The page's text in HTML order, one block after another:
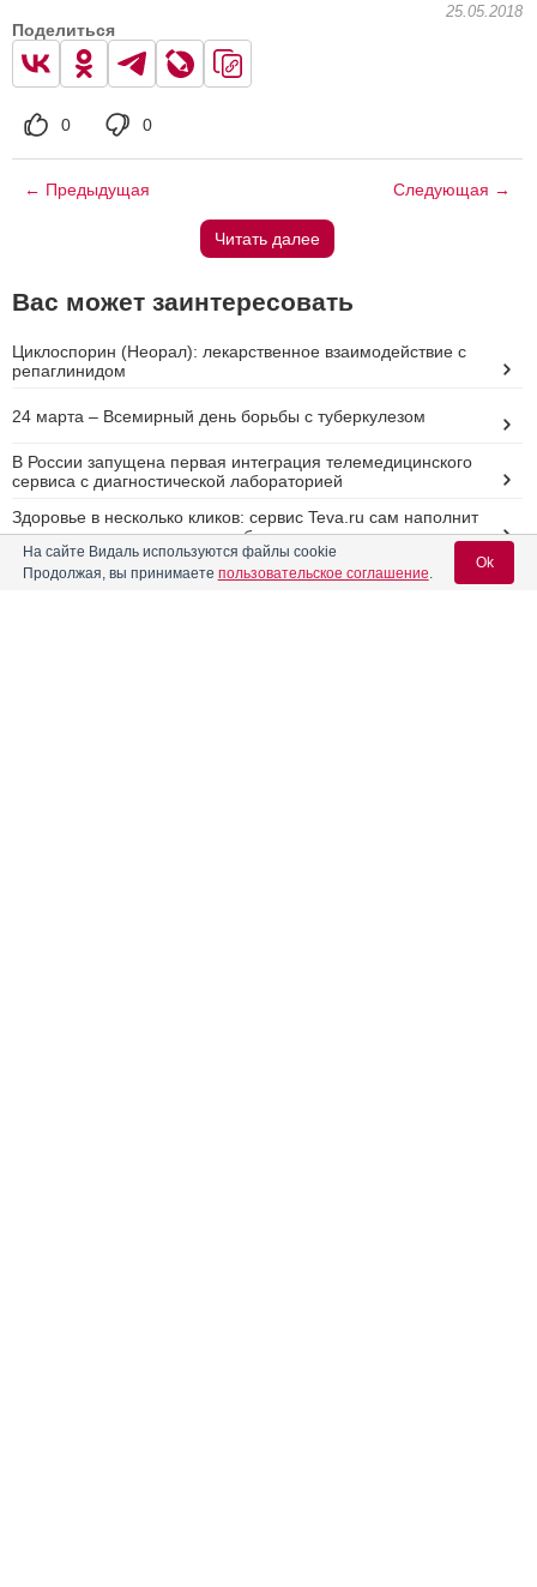
25.05.2018
Поделиться
0 0
← Предыдущая Следующая →
Читать далее
Вас может заинтересовать
Циклоспорин (Неорал): лекарственное взаимодействие с
репаглинидом
24 марта – Всемирный день борьбы с туберкулезом
В России запущена первая интеграция телемедицинского
сервиса с диагностической лабораторией
Здоровье в несколько кликов: сервис Teva.ru сам наполнит
домашнюю аптечку всем необходимым
Школа для терапевтов и кардиологов «Спорные вопросы
На сайте Видаль используются файлы cookie
Продолжая, вы принимаете пользовательское соглашение.
Ok